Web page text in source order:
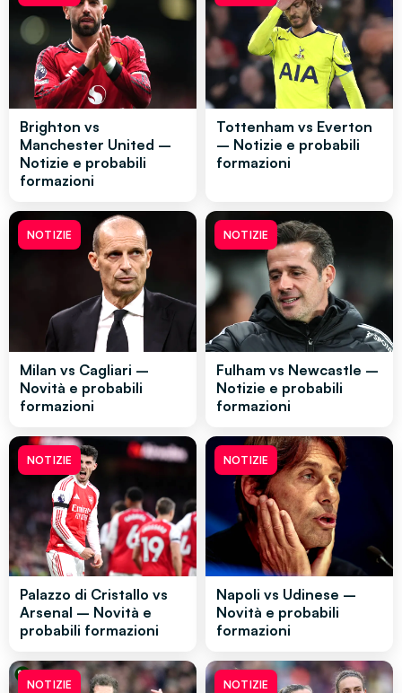
Brighton vs
Manchester United –
Notizie e probabili
formazioni
Tottenham vs Everton
– Notizie e probabili
formazioni
NOTIZIE
Milan vs Cagliari –
Novità e probabili
formazioni
NOTIZIE
Fulham vs Newcastle –
Notizie e probabili
formazioni
NOTIZIE
Palazzo di Cristallo vs
Arsenal – Novità e
probabili formazioni
NOTIZIE
Napoli vs Udinese –
Novità e probabili
formazioni
NOTIZIE NOTIZIE